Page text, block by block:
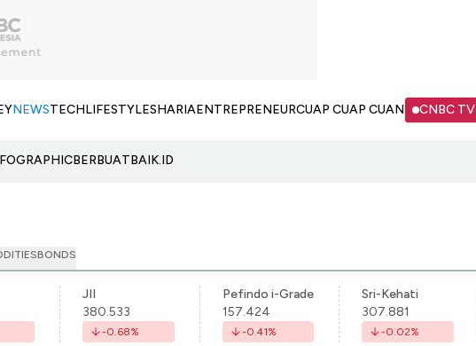
NEWSTECHLIFESTYLESHARIAENTREPRENEURCUAP CUAP CUAN CNBC TV
BERBUATBAIK.ID
BONDS
JII
380.533
-0.68%
Pefindo i-Grade
157.424
-0.41%
Sri-Kehati
307.881
-0.02%